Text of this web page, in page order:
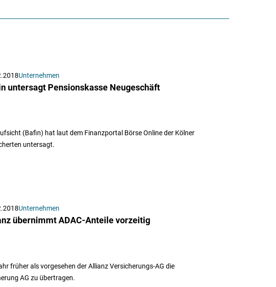
Unternehmen
untersagt Pensionskasse Neugeschäft
(Bafin) hat laut dem Finanzportal Börse Online der Kölner
untersagt.
Unternehmen
übernimmt ADAC-Anteile vorzeitig
früher als vorgesehen der Allianz Versicherungs-AG die
AG zu übertragen.